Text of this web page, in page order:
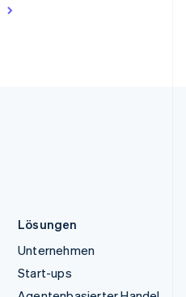
Lösungen
Unternehmen
Start-ups